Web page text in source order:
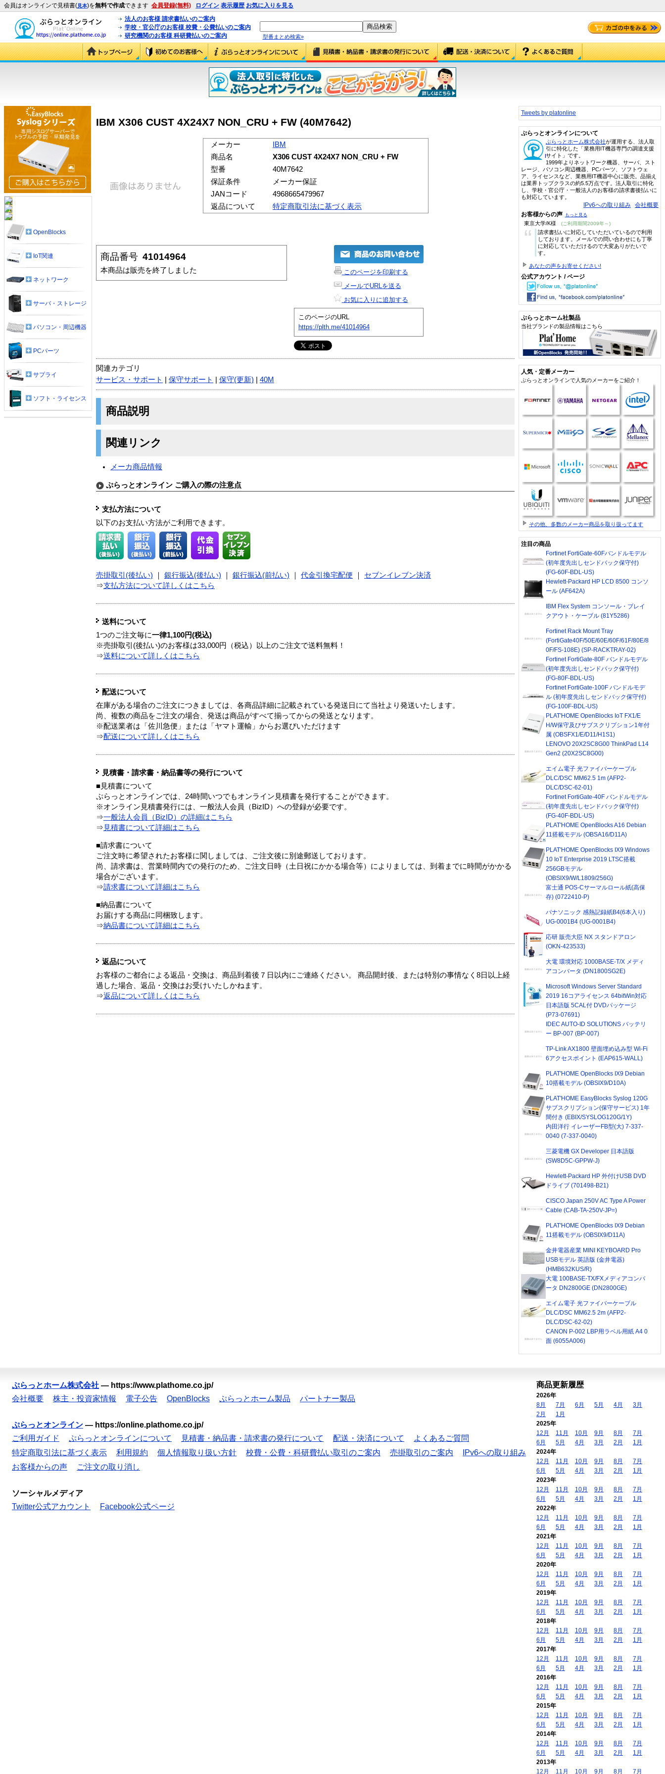
会員はオンラインで見積書(見本)を無料で作成できます 会員登録(無料) ログイン 表示履歴 お気に入りを見る
法人のお客様 請求書払いのご案内
学校・官公庁のお客様 校費・公費払いのご案内
研究機関のお客様 科研費払いのご案内
型番まとめ検索»
IBM X306 CUST 4X24X7 NON_CRU + FW (40M7642)
メーカー
IBM
商品名
X306 CUST 4X24X7 NON_CRU + FW
型番
40M7642
保証条件
メーカー保証
JANコード
4968665479967
返品について
特定商取引法に基づく表示
商品番号 41014964
本商品は販売を終了しました
このページを印刷する
メールでURLを送る
お気に入りに追加する
このページのURL
https://plth.me/41014964
関連カテゴリ
サービス・サポート
保守サポート 保守(更新) 40M
商品説明
関連リンク
メーカ商品情報
ぷらっとオンライン ご購入の際の注意点
支払方法について
以下のお支払い方法がご利用できます。
売掛取引(後払い) 銀行振込(後払い) 銀行振込(前払い) 代金引換宅配便
セブンイレブン決済
⇒支払方法について詳しくはこちら
送料について
1つのご注文毎に一律1,100円(税込)
※売掛取引(後払い)のお客様は33,000円（税込）以上のご注文で送料無料！
⇒送料について詳しくはこちら
配送について
在庫がある場合のご注文につきましては、各商品詳細に記載されている発送日にて当社より発送いたします。
尚、複数の商品をご注文の場合、発送は商品がすべて揃ってからの発送となります。
※配送業者は「佐川急便」または「ヤマト運輸」からお選びいただけます
⇒配送について詳しくはこちら
見積書・請求書・納品書等の発行について
■見積書について
ぷらっとオンラインでは、24時間いつでもオンライン見積書を発行することができます。
※オンライン見積書発行には、一般法人会員（BizID）への登録が必要です。
⇒一般法人会員（BizID）の詳細はこちら
⇒ 見積書について詳細はこちら
■請求書について
ご注文時に希望されたお客様に関しましては、ご注文後に別途郵送しております。
尚、請求書は、営業時間内での発行のため、ご注文日時（土日祝にかかる場合等）によりましては、到着までに時間がかかる
場合がございます。
⇒請求書について詳細はこちら
■納品書について
お届けする商品に同梱致します。
⇒納品書について詳細はこちら
返品について
お客様のご都合による返品・交換は、商品到着後７日以内にご連絡ください。 商品開封後、または特別の事情なく8日以上経
過した場合、返品・交換はお受けいたしかねます。
⇒返品について詳しくはこちら
OpenBlocks
IoT関連
ネットワーク
サーバ・ストレージ
パソコン・周辺機器
PCパーツ
サプライ
ソフト・ライセンス
Tweets by platonline
ぷらっとオンラインについて
ぷらっとホーム株式会社が運用する、法人取
引に特化した「業務用IT機器専門の調達支援
サイト」です。
1999年よりネットワーク機器、サーバ、スト
レージ、パソコン周辺機器、PCパーツ、ソフトウェ
ア、ライセンスなど、業務用IT機器中心に販売。品揃え
は業界トップクラスの約5.5万点です。法人取引に特化
し、学校・官公庁・一般法人のお客様の請求書後払いに
も対応しています。
IPv6への取り組み 会社概要
お客様からの声 もっと見る
東京大学/K様 (ご利用期間2009年～)
“
請求書払いに対応していただいているので利用
しております。メールでの問い合わせにも丁寧
に対応していただけるので大変ありがたいで
す。
あなたの声をお寄せください!
公式アカウント / ページ
ぷらっとホーム社製品
当社ブランドの製品情報はこちら
人気・定番メーカー
ぷらっとオンラインで人気のメーカーをご紹介！
その他、多数のメーカー商品を取り扱ってます
注目の商品
Fortinet FortiGate-60Fバンドルモデル
(初年度先出しセンドバック保守付)
(FG-60F-BDL-US)
Hewlett-Packard HP LCD 8500 コンソ
ール (AF642A)
IBM Flex System コンソール・ブレイ
クアウト・ケーブル (81Y5286)
Fortinet Rack Mount Tray
(FortiGate40F/50E/60E/60F/61F/80E/8
0F/FS-108E) (SP-RACKTRAY-02)
Fortinet FortiGate-80F バンドルモデル
(初年度先出しセンドバック保守付)
(FG-80F-BDL-US)
Fortinet FortiGate-100F バンドルモデ
ル (初年度先出しセンドバック保守付)
(FG-100F-BDL-US)
PLAT'HOME OpenBlocks IoT FX1/E
H/W保守及びサブスクリプション1年付
属 (OBSFX1/E/D11/H1S1)
LENOVO 20X2SC8G00 ThinkPad L14
Gen2 (20X2SC8G00)
エイム電子 光ファイバーケーブル
DLC/DSC MM62.5 1m (AFP2-
DLC/DSC-62-01)
Fortinet FortiGate-40F バンドルモデル
(初年度先出しセンドバック保守付)
(FG-40F-BDL-US)
PLAT'HOME OpenBlocks A16 Debian
11搭載モデル (OBSA16/D11A)
PLAT'HOME OpenBlocks IX9 Windows
10 IoT Enterprise 2019 LTSC搭載
256GBモデル
(OBSIX9/W/L1809/256G)
富士通 POS-Cサーマルロール紙(高保
存) (0722410-P)
パナソニック 感熱記録紙B4(6本入り)
UG-0001B4 (UG-0001B4)
応研 販売大臣 NX スタンドアロン
(OKN-423533)
大電 環境対応 1000BASE-T/X メディ
アコンバータ (DN1800SG2E)
Microsoft Windows Server Standard
2019 16コアライセンス 64bitWin対応
日本語版 5CAL付 DVDパッケージ
(P73-07691)
IDEC AUTO-ID SOLUTIONS バッテリ
ー BP-007 (BP-007)
TP-Link AX1800 壁面埋め込み型 Wi-Fi
6アクセスポイント (EAP615-WALL)
PLAT'HOME OpenBlocks IX9 Debian
10搭載モデル (OBSIX9/D10A)
PLAT'HOME EasyBlocks Syslog 120G
サブスクリプション(保守サービス) 1年
間付き (EBIX/SYSLOG120G/1Y)
内田洋行 イレーザーFB型(大) 7-337-
0040 (7-337-0040)
三菱電機 GX Developer 日本語版
(SW8D5C-GPPW-J)
Hewlett-Packard HP 外付けUSB DVD
ドライブ (701498-B21)
CISCO Japan 250V AC Type A Power
Cable (CAB-TA-250V-JP=)
PLAT'HOME OpenBlocks IX9 Debian
11搭載モデル (OBSIX9/D11A)
金井電器産業 MINI KEYBOARD Pro
USBモデル 英語版 (金井電器)
(HMB632KUS/R)
大電 100BASE-TX/FXメディアコンバ
ータ DN2800GE (DN2800GE)
エイム電子 光ファイバーケーブル
DLC/DSC MM62.5 2m (AFP2-
DLC/DSC-62-02)
CANON P-002 LBP用ラベル用紙 A4 0
面 (6055A006)
ぷらっとホーム株式会社 — https://www.plathome.co.jp/
会社概要
株主・投資家情報 電子公告 OpenBlocks ぷらっとホーム製品 パートナー製品
ぷらっとオンライン — https://online.plathome.co.jp/
ご利用ガイド
ぷらっとオンラインについて 見積書・納品書・請求書の発行について 配送・決済について
よくあるご質問
特定商取引法に基づく表示
利用規約 個人情報取り扱い方針 校費・公費・科研費払い取引のご案内 売掛取引のご案内
IPv6への取り組み
お客様からの声
ご注文の取り消し
ソーシャルメディア
Twitter公式アカウント
Facebook公式ページ
商品更新履歴
2026年
8月
7月 6月 5月 4月
3月
2月
1月
2025年
12月
11月 10月 9月 8月
7月
6月
5月 4月 3月 2月
1月
2024年
12月
11月 10月 9月 8月
7月
6月
5月 4月 3月 2月
1月
2023年
12月
11月 10月 9月 8月
7月
6月
5月 4月 3月 2月
1月
2022年
12月
11月 10月 9月 8月
7月
6月
5月 4月 3月 2月
1月
2021年
12月
11月 10月 9月 8月
7月
6月
5月 4月 3月 2月
1月
2020年
12月
11月 10月 9月 8月
7月
6月
5月 4月 3月 2月
1月
2019年
12月
11月 10月 9月 8月
7月
6月
5月 4月 3月 2月
1月
2018年
12月
11月 10月 9月 8月
7月
6月
5月 4月 3月 2月
1月
2017年
12月
11月 10月 9月 8月
7月
6月
5月 4月 3月 2月
1月
2016年
12月
11月 10月 9月 8月
7月
6月
5月 4月 3月 2月
1月
2015年
12月
11月 10月 9月 8月
7月
6月
5月 4月 3月 2月
1月
2014年
12月
11月 10月 9月 8月
7月
6月
5月 4月 3月 2月
1月
2013年
12月
11月 10月 9月 8月 7月